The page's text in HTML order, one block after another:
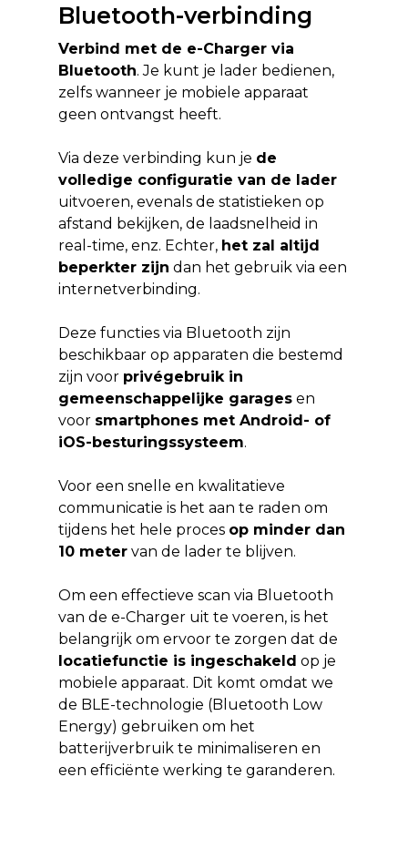
Bluetooth-verbinding
Verbind met de e-Charger via
Bluetooth. Je kunt je lader bedienen,
zelfs wanneer je mobiele apparaat
geen ontvangst heeft.
Via deze verbinding kun je de
volledige configuratie van de lader
uitvoeren, evenals de statistieken op
afstand bekijken, de laadsnelheid in
real-time, enz. Echter, het zal altijd
beperkter zijn dan het gebruik via een
internetverbinding.
Deze functies via Bluetooth zijn
beschikbaar op apparaten die bestemd
zijn voor privégebruik in
gemeenschappelijke garages en
voor smartphones met Android- of
iOS-besturingssysteem.
Voor een snelle en kwalitatieve
communicatie is het aan te raden om
tijdens het hele proces op minder dan
10 meter van de lader te blijven.
Om een effectieve scan via Bluetooth
van de e-Charger uit te voeren, is het
belangrijk om ervoor te zorgen dat de
locatiefunctie is ingeschakeld op je
mobiele apparaat. Dit komt omdat we
de BLE-technologie (Bluetooth Low
Energy) gebruiken om het
batterijverbruik te minimaliseren en
een efficiënte werking te garanderen.